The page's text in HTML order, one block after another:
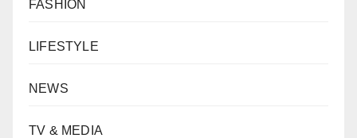
FASHION
LIFESTYLE
NEWS
TV & MEDIA